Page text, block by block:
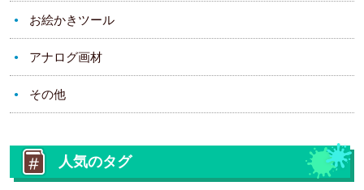
お絵かきツール
アナログ画材
その他
人気のタグ